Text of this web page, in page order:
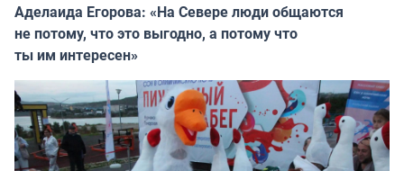
Аделаида Егорова: «На Севере люди общаются
не потому, что это выгодно, а потому что
ты им интересен»